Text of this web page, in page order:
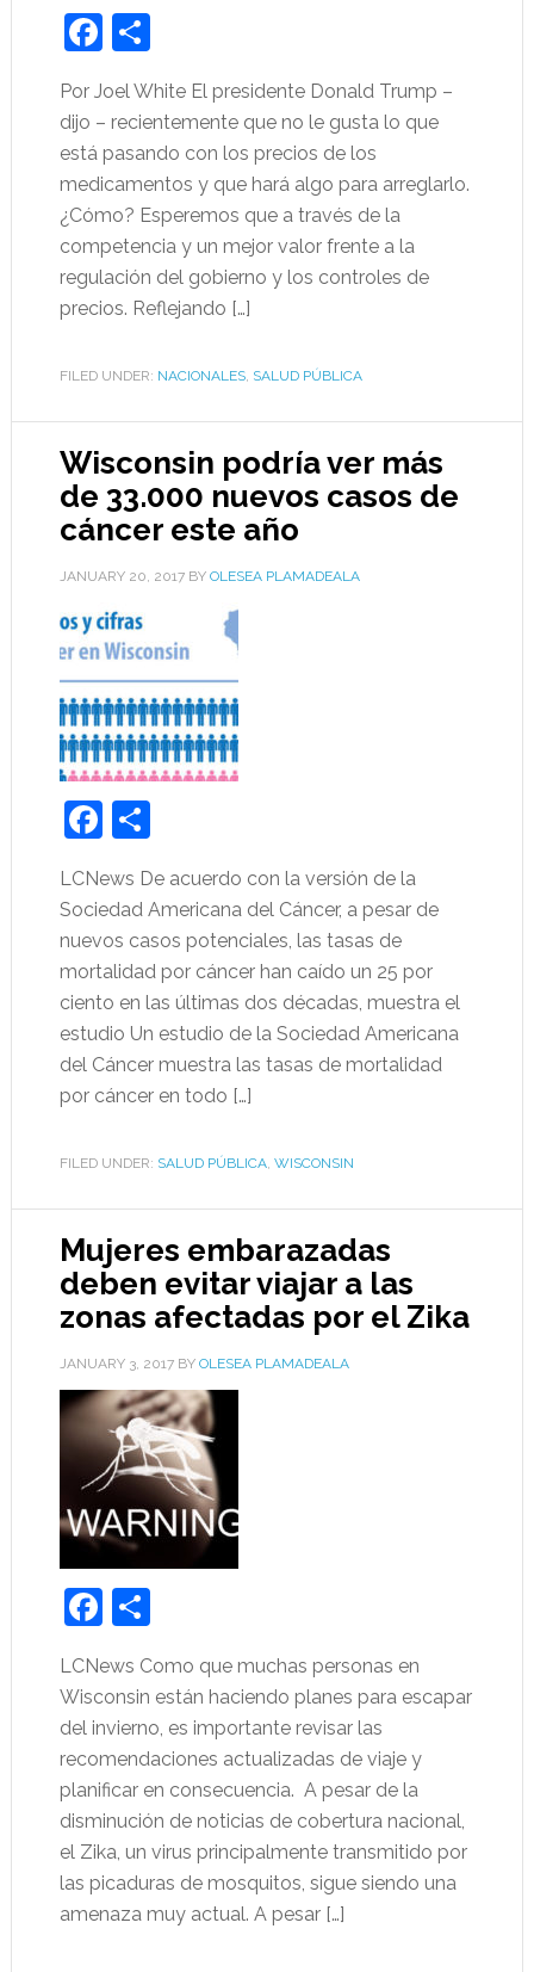
Facebook
Share
Por Joel White El presidente Donald Trump –
dijo – recientemente que no le gusta lo que
está pasando con los precios de los
medicamentos y que hará algo para arreglarlo.
¿Cómo? Esperemos que a través de la
competencia y un mejor valor frente a la
regulación del gobierno y los controles de
precios. Reflejando […]
FILED UNDER: NACIONALES, SALUD PÚBLICA
Wisconsin podría ver más
de 33.000 nuevos casos de
cáncer este año
JANUARY 20, 2017BY OLESEA PLAMADEALA
Facebook
Share
LCNews De acuerdo con la versión de la
Sociedad Americana del Cáncer, a pesar de
nuevos casos potenciales, las tasas de
mortalidad por cáncer han caído un 25 por
ciento en las últimas dos décadas, muestra el
estudio Un estudio de la Sociedad Americana
del Cáncer muestra las tasas de mortalidad
por cáncer en todo […]
FILED UNDER: SALUD PÚBLICA, WISCONSIN
Mujeres embarazadas
deben evitar viajar a las
zonas afectadas por el Zika
JANUARY 3, 2017BY OLESEA PLAMADEALA
Facebook
Share
LCNews Como que muchas personas en
Wisconsin están haciendo planes para escapar
del invierno, es importante revisar las
recomendaciones actualizadas de viaje y
planificar en consecuencia. A pesar de la
disminución de noticias de cobertura nacional,
el Zika, un virus principalmente transmitido por
las picaduras de mosquitos, sigue siendo una
amenaza muy actual. A pesar […]